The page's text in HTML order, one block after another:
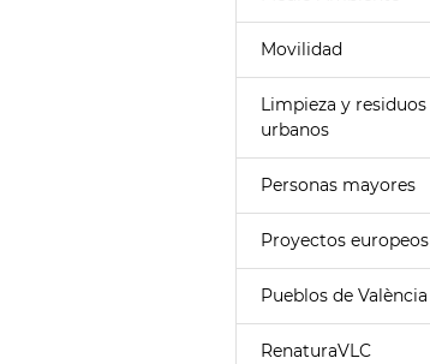
Movilidad
Limpieza y residuos
urbanos
Personas mayores
Proyectos europeos
Pueblos de València
RenaturaVLC